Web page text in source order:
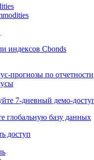
индексов Cbonds
прогнозы по отчетности
7-дневный
глобальную базу данных